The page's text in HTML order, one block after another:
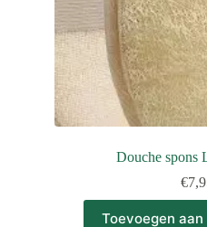
Douche spons
€
Toevoegen